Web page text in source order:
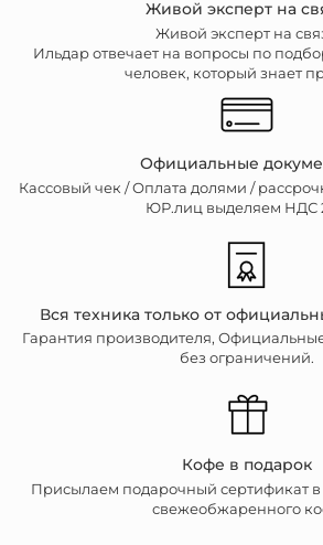
Живой эксперт на
Живой эксперт на
Ильдар отвечает на вопросы по
человек, который знает
Официальные
Кассовый чек /Оплата долями /
ЮР.лиц выделяем НДС
Вся техника только от
Гарантия производителя,
без ограничений.
Кофе в подарок
Присылаем подарочный сертификат в
свежеобжаренного